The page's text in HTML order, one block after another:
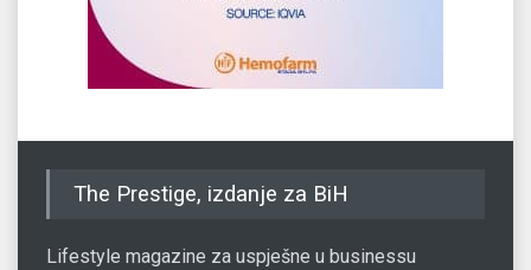
The Prestige, izdanje za BiH
Lifestyle magazine za uspješne u businessu